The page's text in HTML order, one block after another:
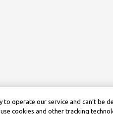
to operate our service and can’t be
cookies and other tracking